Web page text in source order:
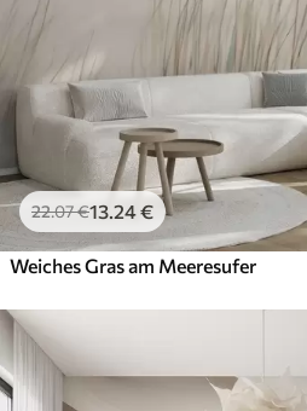
22.07€13 .24€
Weiches Gras am Meeresufer